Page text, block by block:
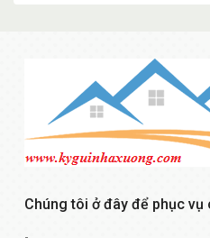
Chúng tôi ở đây để phục